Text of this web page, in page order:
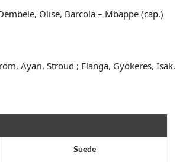
Olise, Barcola – Mbappe (cap.)
Ayari, Stroud ; Elanga, Gyökeres, Isak.
Suede